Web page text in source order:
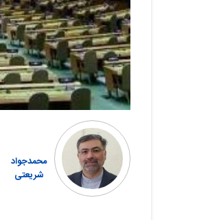
محمدجواد
شریعتی